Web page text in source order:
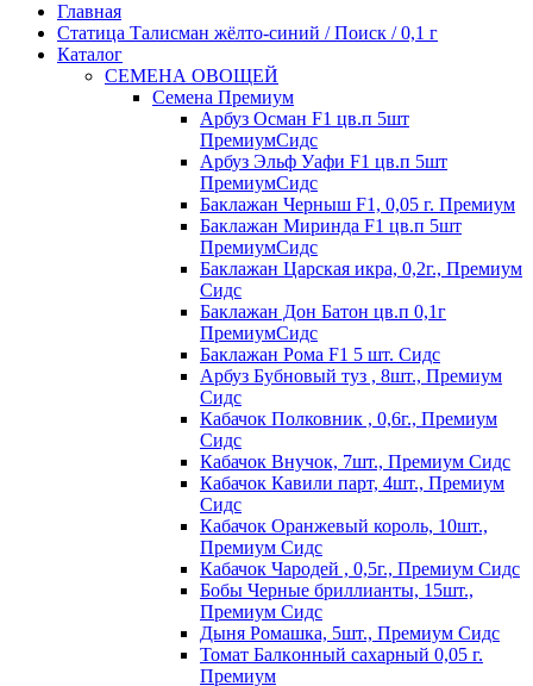
Главная
Статица Талисман жёлто-синий / Поиск / 0,1 г
Каталог
СЕМЕНА ОВОЩЕЙ
Семена Премиум
Арбуз Осман F1 цв.п 5шт
ПремиумСидс
Арбуз Эльф Уафи F1 цв.п 5шт
ПремиумСидс
Баклажан Черныш F1, 0,05 г. Премиум
Баклажан Миринда F1 цв.п 5шт
ПремиумСидс
Баклажан Царская икра, 0,2г., Премиум
Сидс
Баклажан Дон Батон цв.п 0,1г
ПремиумСидс
Баклажан Рома F1 5 шт. Сидс
Арбуз Бубновый туз , 8шт., Премиум
Сидс
Кабачок Полковник , 0,6г., Премиум
Сидс
Кабачок Внучок, 7шт., Премиум Сидс
Кабачок Кавили парт, 4шт., Премиум
Сидс
Кабачок Оранжевый король, 10шт.,
Премиум Сидс
Кабачок Чародей , 0,5г., Премиум Сидс
Бобы Черные бриллианты, 15шт.,
Премиум Сидс
Дыня Ромашка, 5шт., Премиум Сидс
Томат Бaлкoнный caxapный 0,05 г.
Пpeмиyм